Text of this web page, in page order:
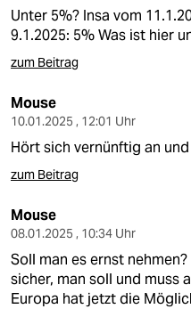
Unter 5%? Insa vom
9.1.2025: 5% Was ist hier
zum Beitrag
Mouse
10.01.2025 , 12:01 Uhr
Hört sich vernünftig an
zum Beitrag
Mouse
08.01.2025 , 10:34 Uhr
Soll man es ernst
sicher, man soll und muss
Europa hat jetzt die